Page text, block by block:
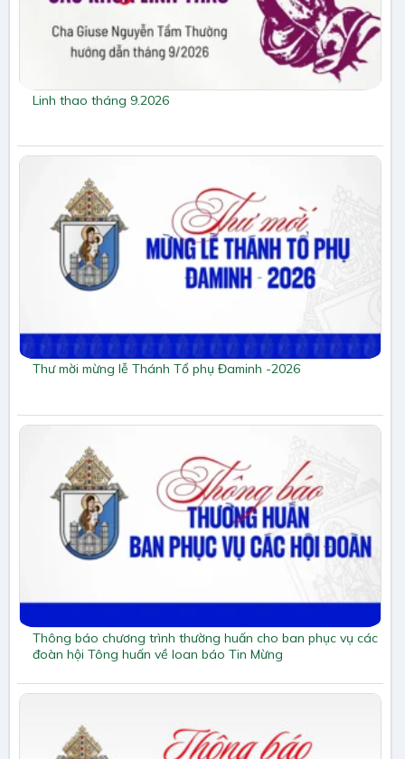
Linh thao tháng 9.2026
Thư mời mừng lễ Thánh Tổ phụ Đaminh -2026
Thông báo chương trình thường huấn cho ban phục vụ các
đoàn hội Tông huấn về loan báo Tin Mừng